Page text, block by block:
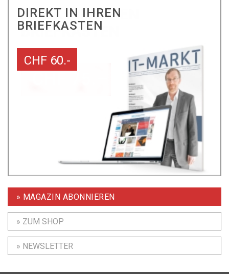
DIREKT IN IHREN
BRIEFKASTEN
CHF 60.-
» MAGAZIN ABONNIEREN
» ZUM SHOP
» NEWSLETTER